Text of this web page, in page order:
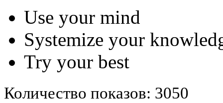
Use your mind
Systemize your
Try your best
Количество показов: 3050